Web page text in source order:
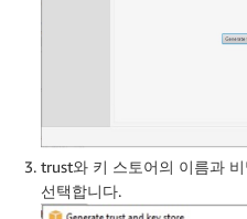
trust와 키 스토어의 이름과
선택합니다.